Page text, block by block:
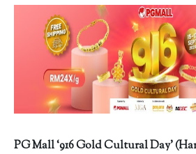
PG Mall ‘916 Gold Cultural Day’